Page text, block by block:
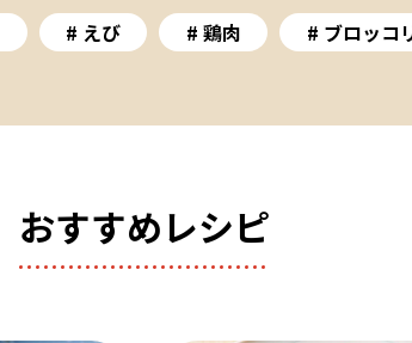
えび 鶏肉 ブロッコ
おすすめレシピ